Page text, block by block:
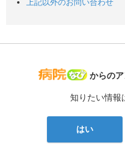
上記以外のお問い合わせ
病院なび
からのア
知りたい情報
はい